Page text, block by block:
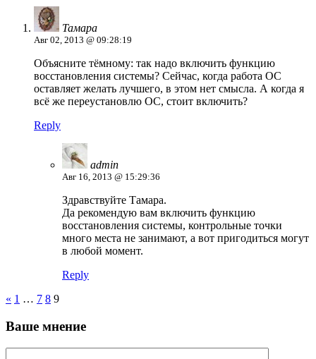
Тамара
Авг 02, 2013 @ 09:28:19
Объясните тёмному: так надо включить функцию
восстановления системы? Сейчас, когда работа ОС
оставляет желать лучшего, в этом нет смысла. А когда я
всё же переустановлю ОС, стоит включить?
Reply
admin
Авг 16, 2013 @ 15:29:36
Здравствуйте Тамара.
Да рекомендую вам включить функцию
восстановления системы, контрольные точки
много места не занимают, а вот пригодиться могут
в любой момент.
Reply
« 1 … 7 8 9
Ваше мнение